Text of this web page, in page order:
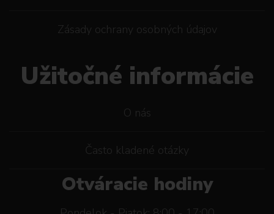
Zásady ochrany osobných údajov
Užitočné informácie
O nás
Často kladené otázky
Otváracie hodiny